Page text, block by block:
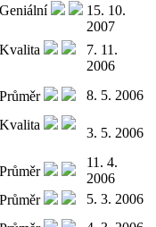
15. 10.
2007
7. 11.
2006
8. 5. 2006
3. 5. 2006
11. 4.
2006
5. 3. 2006